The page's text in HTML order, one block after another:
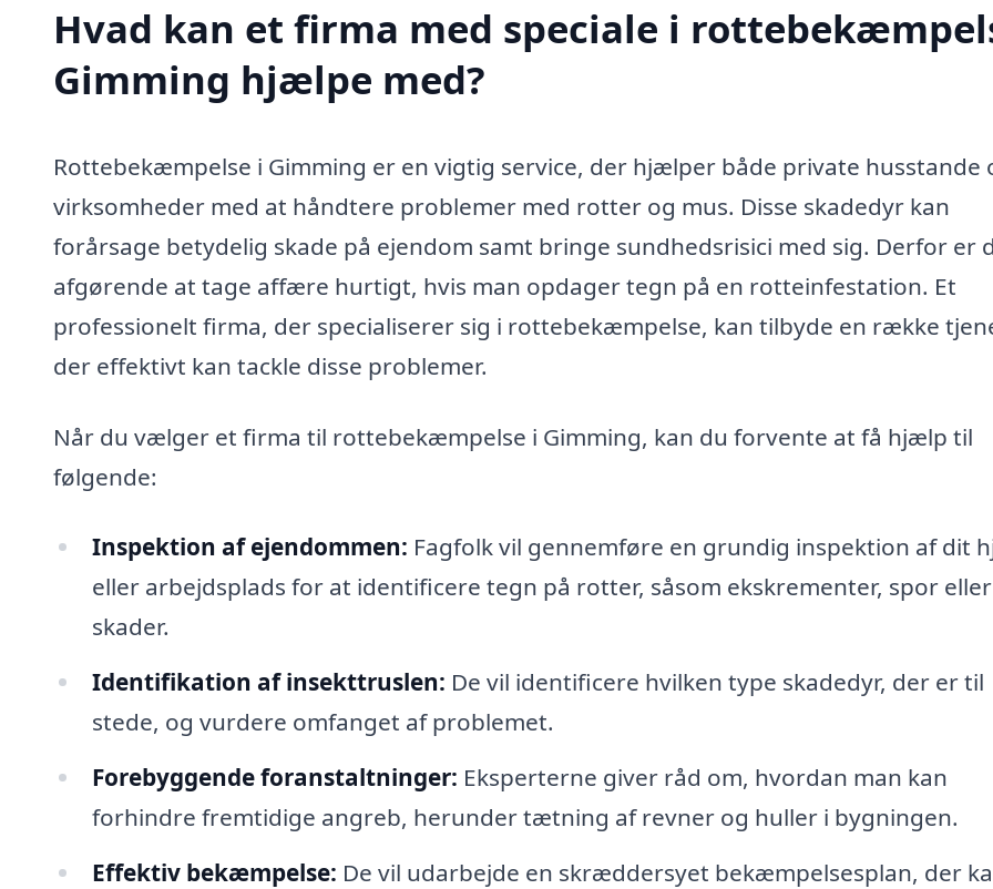
Hvad kan et firma med speciale i
Gimming hjælpe med?
Rottebekæmpelse i Gimming er en vigtig service, der hjælper både private husstande
virksomheder med at håndtere problemer med rotter og mus. Disse skadedyr kan
forårsage betydelig skade på ejendom samt bringe sundhedsrisici med sig. Derfor er
afgørende at tage affære hurtigt, hvis man opdager tegn på en rotteinfestation. Et
professionelt firma, der specialiserer sig i rottebekæmpelse, kan tilbyde en række
der effektivt kan tackle disse problemer.
Når du vælger et firma til rottebekæmpelse i Gimming, kan du forvente at få hjælp til
følgende:
Inspektion af ejendommen: Fagfolk vil gennemføre en grundig inspektion af dit
eller arbejdsplads for at identificere tegn på rotter, såsom ekskrementer, spor eller
skader.
Identifikation af insekttruslen: De vil identificere hvilken type skadedyr, der er til
stede, og vurdere omfanget af problemet.
Forebyggende foranstaltninger: Eksperterne giver råd om, hvordan man kan
forhindre fremtidige angreb, herunder tætning af revner og huller i bygningen.
Effektiv bekæmpelse: De vil udarbejde en skræddersyet bekæmpelsesplan, der